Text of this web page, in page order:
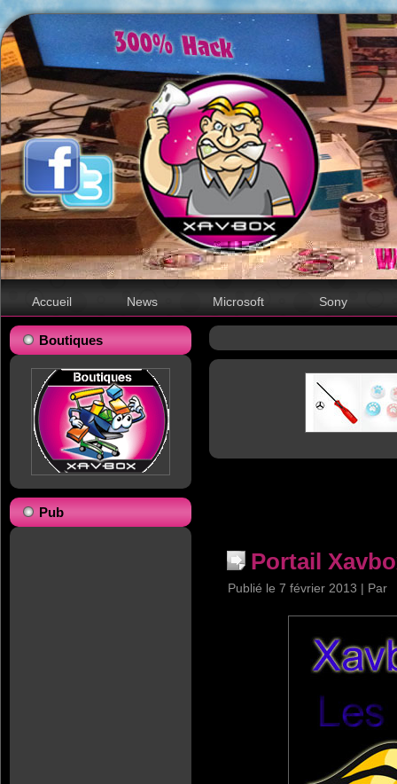
Accueil News Microsoft Sony
Boutiques
Pub
Portail
Publié le 7 février 2013 | Par